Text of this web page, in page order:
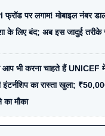
फ्रॉड पर लगाम! मोबाइल नंबर
के लिए बंद; अब इस जादुई तरीके
आप भी करना चाहते हैं
इंटर्नशिप का रास्ता खुला;
का मौका